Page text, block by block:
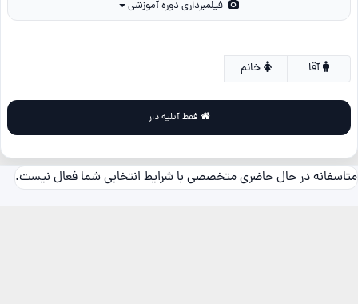
خانم
متاسفانه در حال حاضری متخصصی با شرایط انتخابی شما فعال نیست.